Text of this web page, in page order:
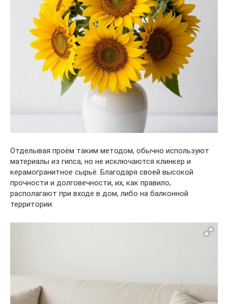
Отделывая проём таким методом, обычно используют
материалы из гипса, но не исключаются клинкер и
керамогранитное сырьё. Благодаря своей высокой
прочности и долговечности, их, как правило,
располагают при входе в дом, либо на балконной
территории.